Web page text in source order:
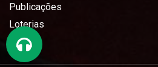
Publicações
Loterias